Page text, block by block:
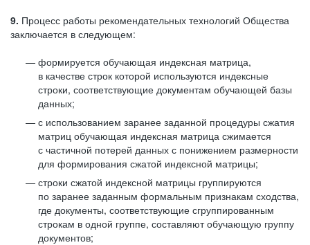
9. Процесс работы рекомендательных технологий Общества
заключается в следующем:
формируется обучающая индексная матрица,
в качестве строк которой используются индексные
строки, соответствующие документам обучающей базы
данных;
с использованием заранее заданной процедуры сжатия
матриц обучающая индексная матрица сжимается
с частичной потерей данных с понижением размерности
для формирования сжатой индексной матрицы;
строки сжатой индексной матрицы группируются
по заранее заданным формальным признакам сходства,
где документы, соответствующие сгруппированным
строкам в одной группе, составляют обучающую группу
документов;